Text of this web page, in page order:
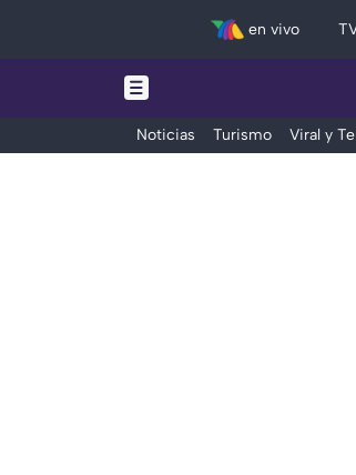
en vivo
Noticias Turismo Viral y